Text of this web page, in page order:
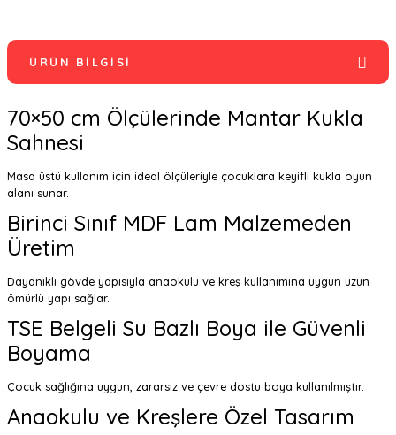
ÜRÜN BILGISI
70×50 cm Ölçülerinde Mantar Kukla
Sahnesi
Masa üstü kullanım için ideal ölçüleriyle çocuklara keyifli kukla oyun
alanı sunar.
Birinci Sınıf MDF Lam Malzemeden
Üretim
Dayanıklı gövde yapısıyla anaokulu ve kreş kullanımına uygun uzun
ömürlü yapı sağlar.
TSE Belgeli Su Bazlı Boya ile Güvenli
Boyama
Çocuk sağlığına uygun, zararsız ve çevre dostu boya kullanılmıştır.
Anaokulu ve Kreşlere Özel Tasarım